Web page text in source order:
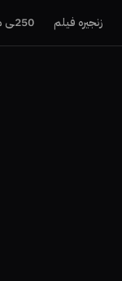
زنجیرە فیلم 250ـی مێژوو